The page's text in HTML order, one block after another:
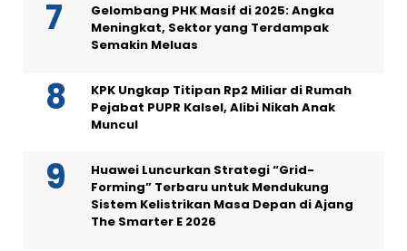
Gelombang PHK Masif di 2025: Angka
Meningkat, Sektor yang Terdampak
Semakin Meluas
KPK Ungkap Titipan Rp2 Miliar di Rumah
Pejabat PUPR Kalsel, Alibi Nikah Anak
Muncul
Huawei Luncurkan Strategi “Grid-
Forming” Terbaru untuk Mendukung
Sistem Kelistrikan Masa Depan di Ajang
The Smarter E 2026